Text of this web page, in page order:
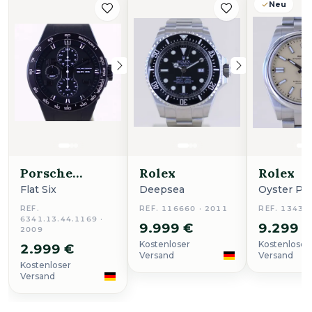
Porsche
Design
Flat Six
REF.
6341.13.44.1169 ·
2009
2.999 €
Kostenloser
Versand
Rolex
Deepsea
REF. 116660 · 2011
9.999 €
Kostenloser
Versand
Neu
Rolex
Oyster
REF.
9.299 €
Kostenloser
Versand